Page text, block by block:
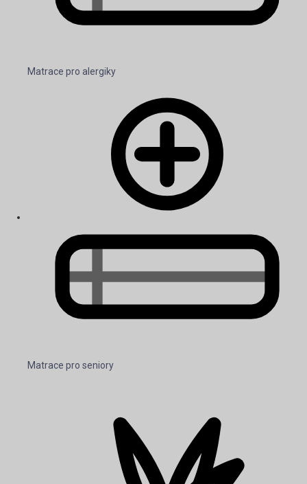
Matrace pro alergiky
Matrace pro seniory